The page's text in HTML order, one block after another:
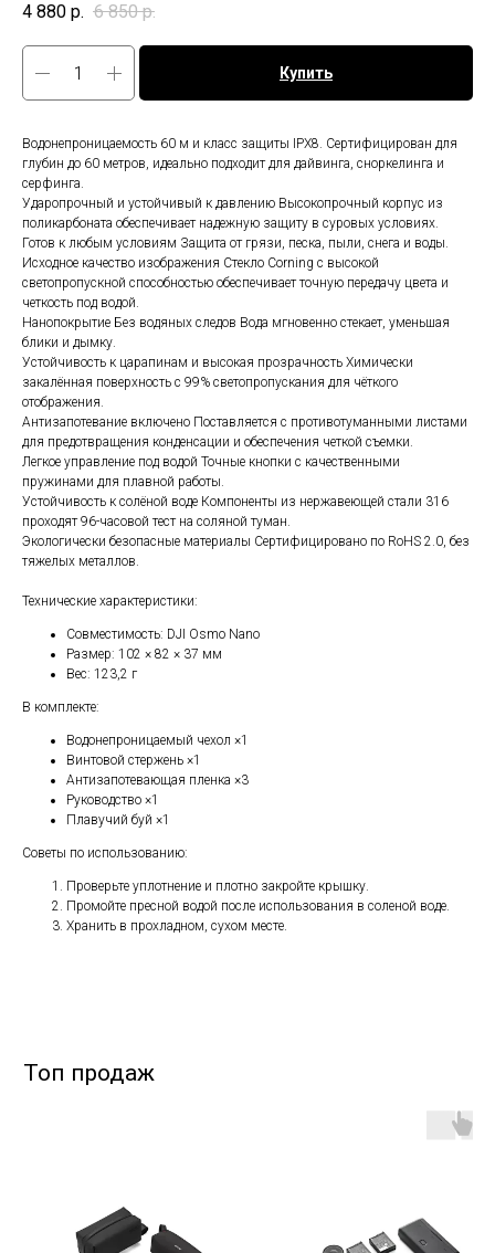
4 880 р. 6 850 р.
Купить
Водонепроницаемость 60 м и класс защиты IPX8. Сертифицирован для
глубин до 60 метров, идеально подходит для дайвинга, сноркелинга и
серфинга.
Ударопрочный и устойчивый к давлению Высокопрочный корпус из
поликарбоната обеспечивает надежную защиту в суровых условиях.
Готов к любым условиям Защита от грязи, песка, пыли, снега и воды.
Исходное качество изображения Стекло Corning с высокой
светопропускной способностью обеспечивает точную передачу цвета и
четкость под водой.
Нанопокрытие Без водяных следов Вода мгновенно стекает, уменьшая
блики и дымку.
Устойчивость к царапинам и высокая прозрачность Химически
закалённая поверхность с 99% светопропускания для чёткого
отображения.
Антизапотевание включено Поставляется с противотуманными листами
для предотвращения конденсации и обеспечения четкой съемки.
Легкое управление под водой Точные кнопки с качественными
пружинами для плавной работы.
Устойчивость к солёной воде Компоненты из нержавеющей стали 316
проходят 96-часовой тест на соляной туман.
Экологически безопасные материалы Сертифицировано по RoHS 2.0, без
тяжелых металлов.
Технические характеристики:
Совместимость: DJI Osmo Nano
Размер: 102 × 82 × 37 мм
Вес: 123,2 г
В комплекте:
Водонепроницаемый чехол ×1
Винтовой стержень ×1
Антизапотевающая пленка ×3
Руководство ×1
Плавучий буй ×1
Советы по использованию:
Проверьте уплотнение и плотно закройте крышку.
Промойте пресной водой после использования в соленой воде.
Хранить в прохладном, сухом месте.
Топ продаж